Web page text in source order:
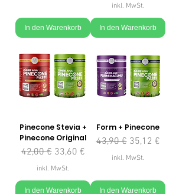
In den Warenkorb
inkl. MwSt.
In den Warenkorb
Pinecone Stevia +
Pinecone Original
Standardpreis
42,00 € Sale-Preis
33,60 €
inkl. MwSt.
In den Warenkorb
Form + Pinecone
Standardpreis
43,90 € Sale-Preis
35,12 €
inkl. MwSt.
In den Warenkorb